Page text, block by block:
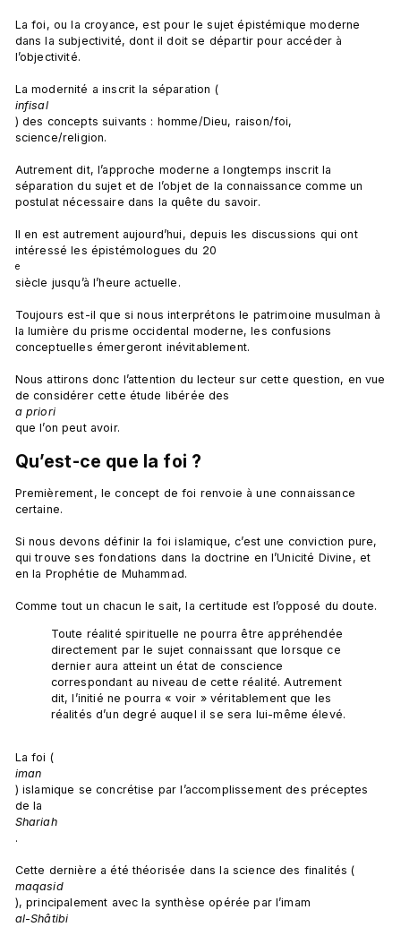
La foi, ou la croyance, est pour le sujet épistémique moderne
dans la subjectivité, dont il doit se départir pour accéder à
l’objectivité.
La modernité a inscrit la séparation (
infisal
) des concepts suivants : homme/Dieu, raison/foi,
science/religion.
Autrement dit, l’approche moderne a longtemps inscrit la
séparation du sujet et de l’objet de la connaissance comme un
postulat nécessaire dans la quête du savoir.
Il en est autrement aujourd’hui, depuis les discussions qui ont
intéressé les épistémologues du 20
e
siècle jusqu’à l’heure actuelle.
Toujours est-il que si nous interprétons le patrimoine musulman à
la lumière du prisme occidental moderne, les confusions
conceptuelles émergeront inévitablement.
Nous attirons donc l’attention du lecteur sur cette question, en vue
de considérer cette étude libérée des
a priori
Qu’est-ce que la foi ?
Premièrement, le concept de foi renvoie à une connaissance
certaine.
Si nous devons définir la foi islamique, c’est une conviction pure,
qui trouve ses fondations dans la doctrine en l’Unicité Divine, et
en la Prophétie de Muhammad.
Toute réalité spirituelle ne pourra être appréhendée
directement par le sujet connaissant que lorsque ce
dernier aura atteint un état de conscience
correspondant au niveau de cette réalité. Autrement
dit, l’initié ne pourra « voir » véritablement que les
réalités d’un degré auquel il se sera lui-même élevé.
La foi (
iman
) islamique se concrétise par l’accomplissement des préceptes
de la
Shariah
.
Cette dernière a été théorisée dans la science des finalités (
maqasid
), principalement avec la synthèse opérée par l’imam
al-Shâtibi